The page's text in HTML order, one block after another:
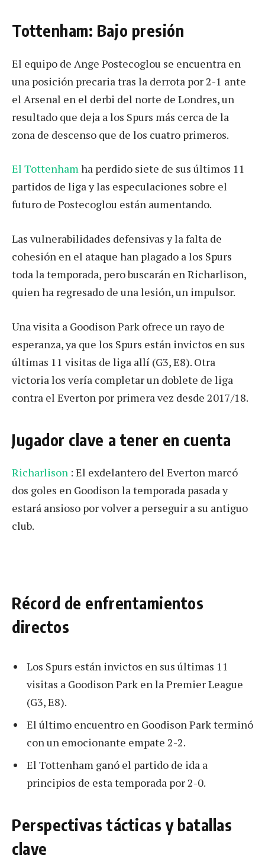
Tottenham: Bajo presión
El equipo de Ange Postecoglou se encuentra en
una posición precaria tras la derrota por 2-1 ante
el Arsenal en el derbi del norte de Londres, un
resultado que deja a los Spurs más cerca de la
zona de descenso que de los cuatro primeros.
El Tottenhamha perdido siete de sus últimos 11
partidos de liga y las especulaciones sobre el
futuro de Postecoglou están aumentando.
Las vulnerabilidades defensivas y la falta de
cohesión en el ataque han plagado a los Spurs
toda la temporada, pero buscarán en Richarlison,
quien ha regresado de una lesión, un impulsor.
Una visita a Goodison Park ofrece un rayo de
esperanza, ya que los Spurs están invictos en sus
últimas 11 visitas de liga allí (G3, E8). Otra
victoria los vería completar un doblete de liga
contra el Everton por primera vez desde 2017/18.
Jugador clave a tener en cuenta
Richarlison : El exdelantero del Everton marcó
dos goles en Goodison la temporada pasada y
estará ansioso por volver a perseguir a su antiguo
club.
Récord de enfrentamientos
directos
Los Spurs están invictos en sus últimas 11
visitas a Goodison Park en la Premier League
(G3, E8).
El último encuentro en Goodison Park terminó
con un emocionante empate 2-2.
El Tottenham ganó el partido de ida a
principios de esta temporada por 2-0.
Perspectivas tácticas y batallas
clave